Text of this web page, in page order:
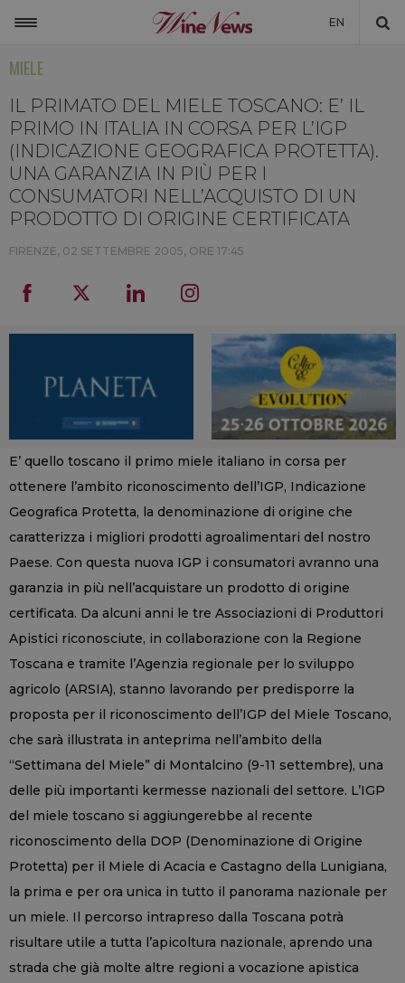
EN
MONDO
NON SOLO VINO
NEWSLETTER
LA CANTINA DI WINENEWS
DICONO DI NOI
MIELE
IL PRIMATO DEL MIELE TOSCANO: E’ IL
PRIMO IN ITALIA IN CORSA PER L’IGP
(INDICAZIONE GEOGRAFICA PROTETTA).
UNA GARANZIA IN PIÙ PER I
CONSUMATORI NELL’ACQUISTO DI UN
PRODOTTO DI ORIGINE CERTIFICATA
FIRENZE, 02 SETTEMBRE 2005, ORE 17:45
E’ quello toscano il primo miele italiano in corsa per
ottenere l’ambito riconoscimento dell’IGP, Indicazione
Geografica Protetta, la denominazione di origine che
caratterizza i migliori prodotti agroalimentari del nostro
Paese. Con questa nuova IGP i consumatori avranno una
garanzia in più nell’acquistare un prodotto di origine
certificata. Da alcuni anni le tre Associazioni di Produttori
Apistici riconosciute, in collaborazione con la Regione
Toscana e tramite l’Agenzia regionale per lo sviluppo
agricolo (ARSIA), stanno lavorando per predisporre la
proposta per il riconoscimento dell’IGP del Miele Toscano,
che sarà illustrata in anteprima nell’ambito della
“Settimana del Miele” di Montalcino (9-11 settembre), una
delle più importanti kermesse nazionali del settore. L’IGP
del miele toscano si aggiungerebbe al recente
riconoscimento della DOP (Denominazione di Origine
Protetta) per il Miele di Acacia e Castagno della Lunigiana,
la prima e per ora unica in tutto il panorama nazionale per
un miele. Il percorso intrapreso dalla Toscana potrà
risultare utile a tutta l’apicoltura nazionale, aprendo una
strada che già molte altre regioni a vocazione apistica